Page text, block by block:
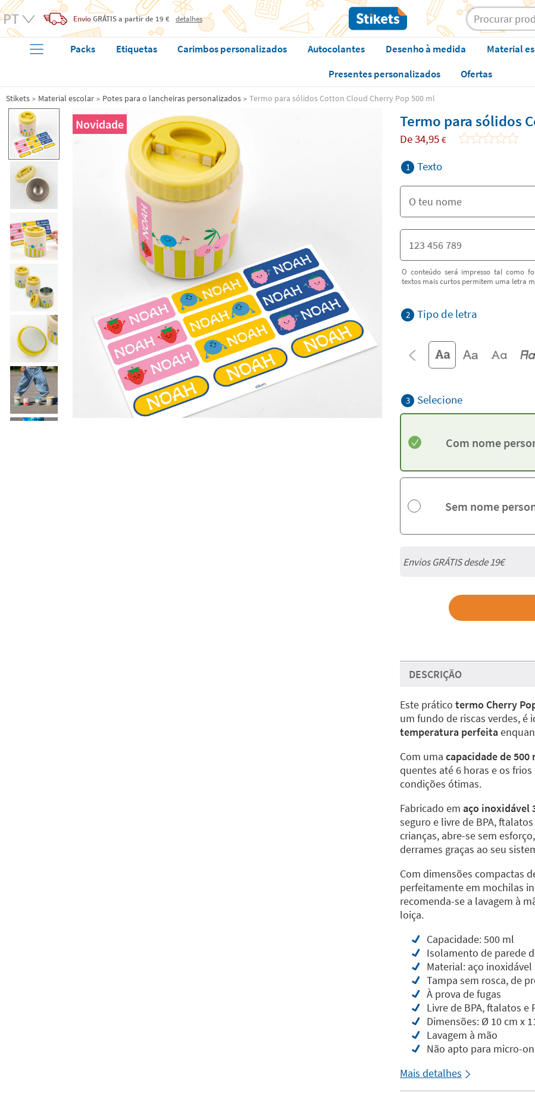
EnvioGRÁTISa partir de 19 € detalhes
Packs Etiquetas Carimbos personalizados Autocolantes Desenho à medida Material
Presentes personalizados
Ofertas
Stikets Material escolar Potes para o lancheiras personalizados Termo para sólidos Cotton Cloud Cherry Pop 500 ml
Novidade Termo para sólidos
De34,95 €
1 Texto
O conteúdo será impresso tal como
textos mais curtos permitem uma letra
2 Tipo de letra
3 Selecione
Com nome
Sem nome
Envios GRÁTIS desde 19€
DESCRIÇÃO
Este prático termo Cherry
um fundo de riscas verdes, é
temperatura perfeita
Com uma capacidade de 500
quentes até 6 horas e os
condições ótimas.
Fabricado em aço inoxidável
seguro e livre de BPA, ftalatos
crianças, abre-se sem
derrames graças ao seu
Com dimensões compactas
perfeitamente em mochilas
recomenda-se a lavagem à
loiça.
Capacidade: 500 ml
Isolamento de parede
Material: aço
Tampa sem rosca, de
À prova de fugas
Livre de BPA, ftalatos e
Dimensões: Ø 10 cm x
Lavagem à mão
Não apto para micro-
Mais detalhes